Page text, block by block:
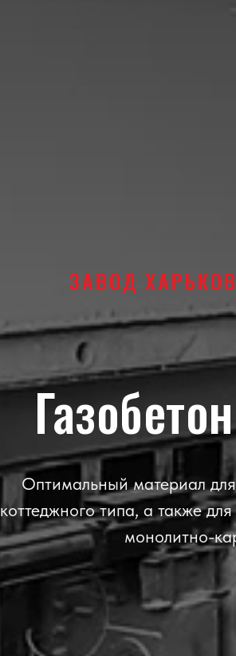
ЗАВОД
Оптимальный материал для
коттеджного типа, а также
монолитно-